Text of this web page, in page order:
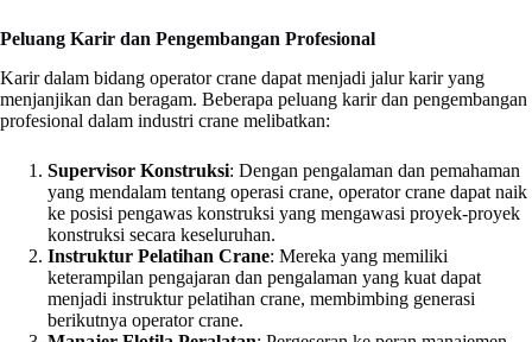
Peluang Karir dan Pengembangan Profesional
Karir dalam bidang operator crane dapat menjadi jalur karir yang
menjanjikan dan beragam. Beberapa peluang karir dan pengembangan
profesional dalam industri crane melibatkan:
Supervisor Konstruksi: Dengan pengalaman dan pemahaman
yang mendalam tentang operasi crane, operator crane dapat naik
ke posisi pengawas konstruksi yang mengawasi proyek-proyek
konstruksi secara keseluruhan.
Instruktur Pelatihan Crane: Mereka yang memiliki
keterampilan pengajaran dan pengalaman yang kuat dapat
menjadi instruktur pelatihan crane, membimbing generasi
berikutnya operator crane.